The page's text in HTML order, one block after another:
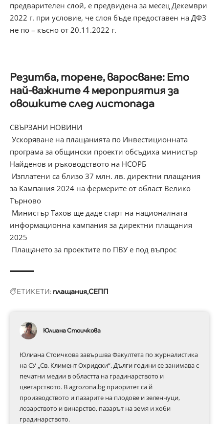
предварителен слой, е предвидена за месец Декември
2022 г. при условие, че слоя бъде предоставен на ДФЗ
не по – късно от 20.11.2022 г.
Резитба, торене, варосване: Ето
най-важните 4 мероприятия за
овошките след листопада
СВЪРЗАНИ НОВИНИ
Ускоряване на плащанията по Инвестиционната
програма за общински проекти обсъдиха министър
Найденов и ръководството на НСОРБ
Изплатени са близо 37 млн. лв. директни плащания
за Кампания 2024 на фермерите от област Велико
Търново
Министър Тахов ще даде старт на националната
информационна кампания за директни плащания
2025
Плащането за проектите по ПВУ е под въпрос
ЕТИКЕТИ: плащанияСЕПП
Юлиана Стоичкова
Юлиана Стоичкова завършва Факултета по журналистика
на СУ „Св. Климент Охридски“. Дълги години се занимава с
печатни медии в областта на градинарството и
цветарството. В agrozona.bg приоритет са й
производството и пазарите на плодове и зеленчуци,
лозарството и винарство, пазарът на земя и хоби
градинарството.